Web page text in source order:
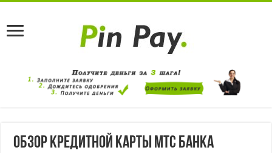
Обзор кредитной карты МТС Банка